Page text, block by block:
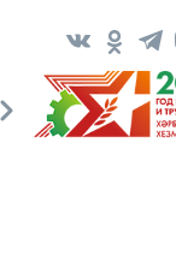
ТЕЛЕВИДЕНИЕ